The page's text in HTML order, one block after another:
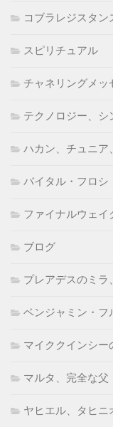
コブラレジスタン
スピリチュアル
チャネリングメッ
テクノロジー、シ
ハカン、チュニア
バイタル・フロシ
ファイナルウェイ
ブログ
プレアデスのミラ
ベンジャミン・フ
マイククインシー
マルタ、完全な父
ヤヒエル、タヒニ